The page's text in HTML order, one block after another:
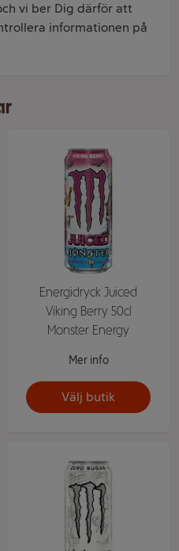
vi ber Dig därför att
informationen på
Energidryck Juiced
Viking Berry 50cl
Monster Energy
Mer info
Välj butik